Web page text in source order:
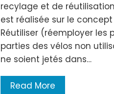
recylage et de
est réalisée sur le
Réutiliser (réemployer les
parties des vélos non
ne soient jetés dans…
Read More